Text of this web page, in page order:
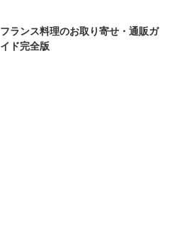
フランス料理のお取り寄せ・通販ガ
イド完全版